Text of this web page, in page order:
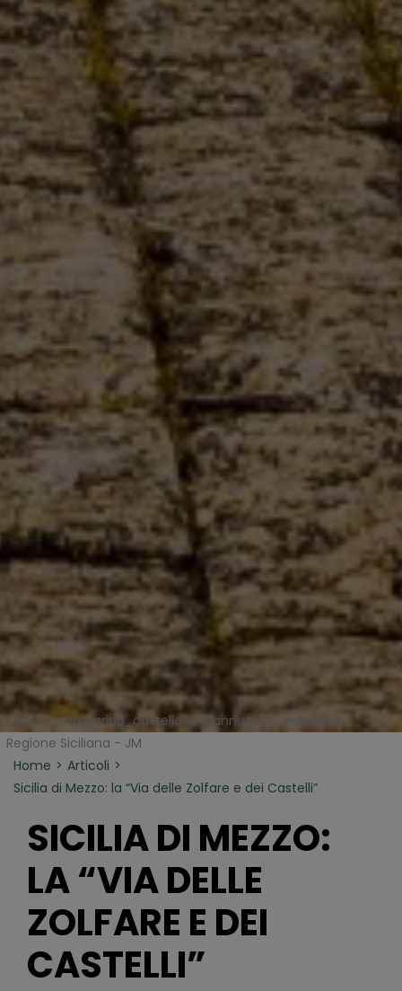
cultura_mazzarino_castello-u-cannuni-06 @Archivio
Regione Siciliana - JM
Home
Articoli
Sicilia di Mezzo: la “Via delle Zolfare e dei Castelli”
SICILIA DI MEZZO:
LA “VIA DELLE
ZOLFARE E DEI
CASTELLI”